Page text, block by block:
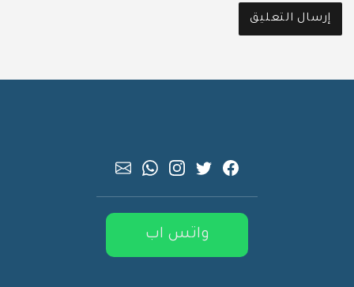
واتس اب